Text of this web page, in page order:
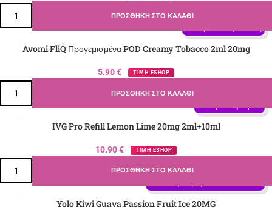
ΠΡΟΣΘΉΚΗ ΣΤΟ ΚΑΛΆΘΙ
Avomi FliQ Προγεμισμένα POD Creamy Tobacco 2ml 20mg
5.90€ ΤΙΜΗ ESHOP
ΠΡΟΣΘΉΚΗ ΣΤΟ ΚΑΛΆΘΙ
IVG Pro Refill Lemon Lime 20mg 2ml+10ml
10.90€ ΤΙΜΗ ESHOP
ΠΡΟΣΘΉΚΗ ΣΤΟ ΚΑΛΆΘΙ
Γεύση: Guava, Passion Fruit,
Yolo Kiwi Guava Passion Fruit Ice 20MG